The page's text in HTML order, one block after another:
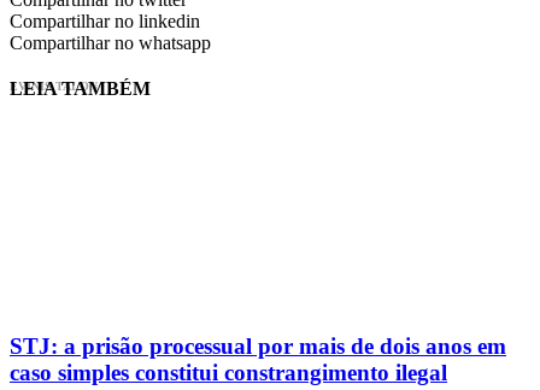
Compartilhar no linkedin
Compartilhar no whatsapp
EVINIS TALON
LEIA TAMBÉM
STJ: a prisão processual por mais de dois anos em
caso simples constitui constrangimento ilegal